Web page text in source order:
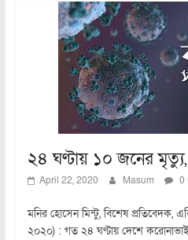
২৪ ঘণ্টায় ১০ জনের
April 22, 2020 Masum 0
মনির হোসেন মিন্টু, বিশেষ প্রতিবেদক,
২০২০) : গত ২৪ ঘণ্টায় দেশে